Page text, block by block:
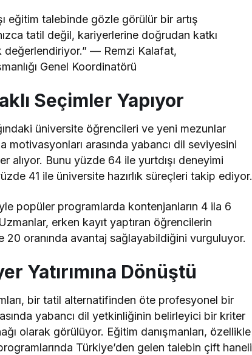
eğitim talebinde gözle görülür bir artış
tatil değil, kariyerlerine doğrudan katkı
değerlendiriyor.” — Remzi Kalafat,
Genel Koordinatörü
Seçimler Yapıyor
üniversite öğrencileri ve yeni mezunlar
arasında yabancı dil seviyesini
alıyor. Bunu yüzde 64 ile yurtdışı deneyimi
41 ile üniversite hazırlık süreçleri takip ediyor.
popüler programlarda kontenjanların 4 ila 6
erken kayıt yaptıran öğrencilerin
oranında avantaj sağlayabildiğini vurguluyor.
Yatırımına Dönüştü
bir tatil alternatifinden öte profesyonel bir
yabancı dil yetkinliğinin belirleyici bir kriter
olarak görülüyor. Eğitim danışmanları, özellikle
Türkiye’den gelen talebin çift haneli